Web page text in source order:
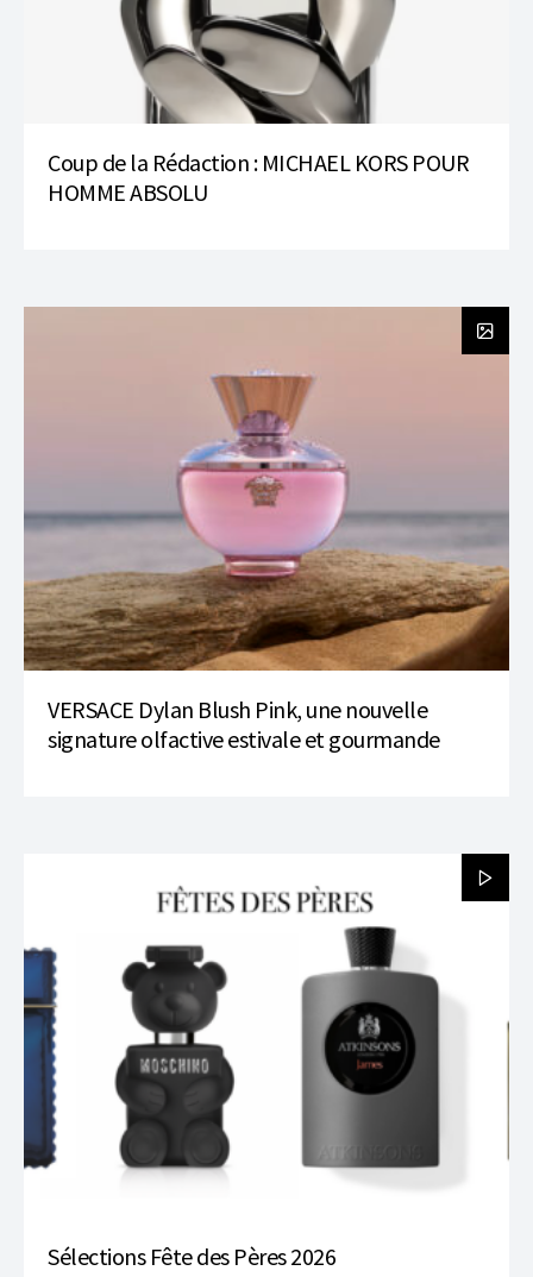
Coup de la Rédaction : MICHAEL KORS POUR
HOMME ABSOLU
VERSACE Dylan Blush Pink, une nouvelle
signature olfactive estivale et gourmande
Sélections Fête des Pères 2026